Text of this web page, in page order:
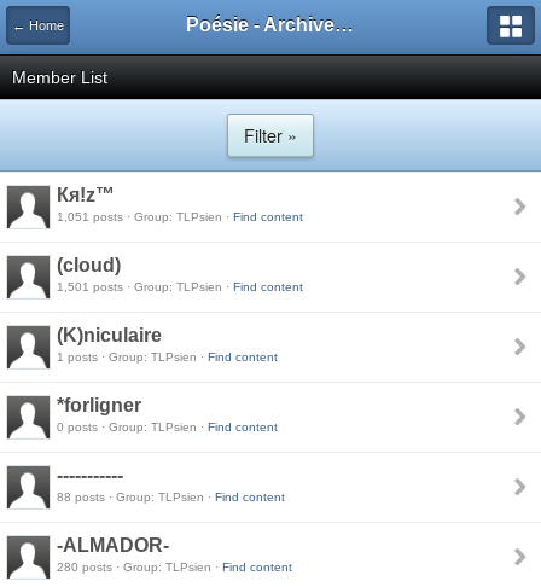
← Home Poésie - Archives de Toute La Poésie - 2005 - 2006
Member List
Filter »
Кя!z™
1,051 posts · Group: TLPsien · Find content
(cloud)
1,501 posts · Group: TLPsien · Find content
(K)niculaire
1 posts · Group: TLPsien · Find content
*forligner
0 posts · Group: TLPsien · Find content
-----------
88 posts · Group: TLPsien · Find content
-ALMADOR-
280 posts · Group: TLPsien · Find content